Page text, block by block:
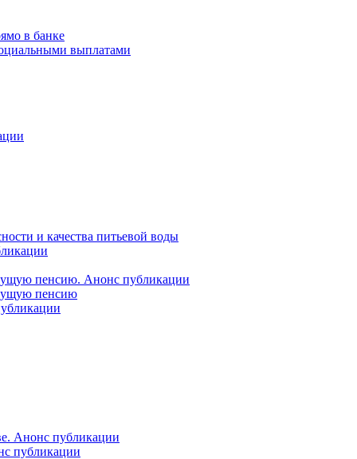
в банке
выплатами
и качества питьевой воды
пенсию. Анонс публикации
пенсию
Анонс публикации
публикации